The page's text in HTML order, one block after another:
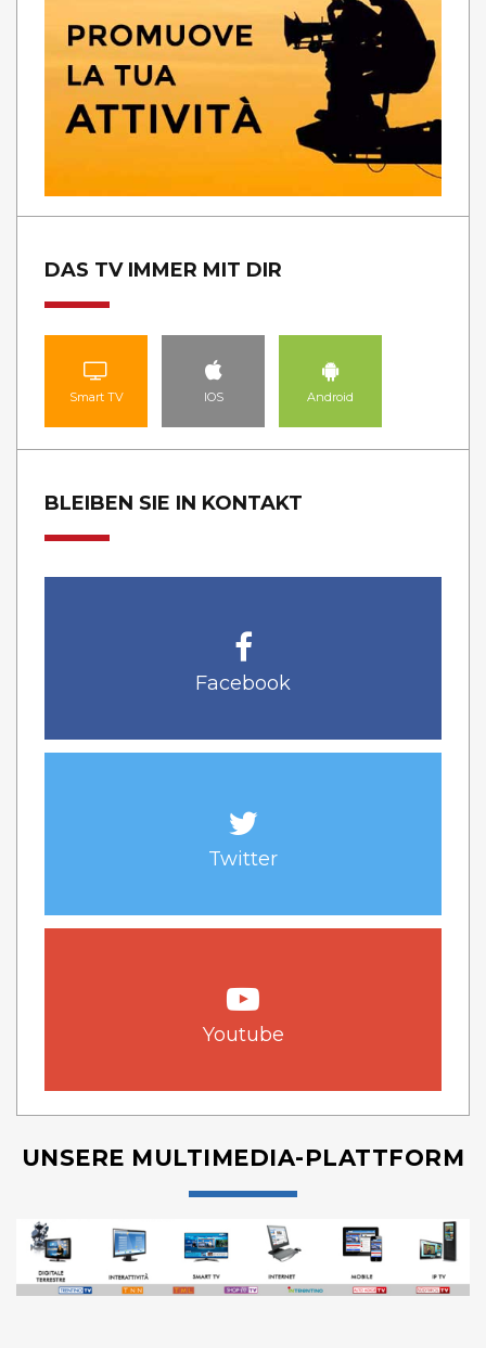
DAS TV IMMER MIT DIR
Smart TV IOS Android
BLEIBEN SIE IN KONTAKT
Facebook
Twitter
Youtube
UNSERE MULTIMEDIA-PLATTFORM